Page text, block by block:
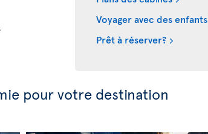
Voyager avec des enfants
Prêt à réserver?
pour votre destination